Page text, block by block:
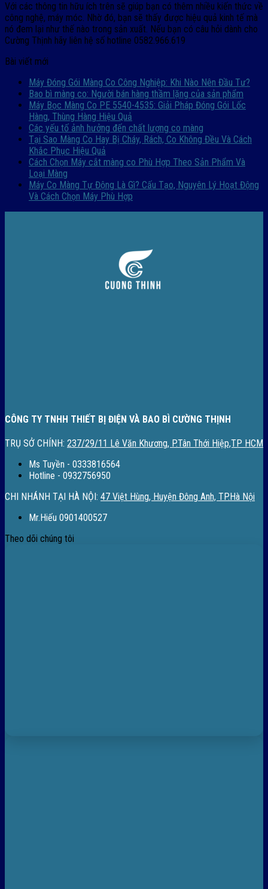
Với các thông tin hữu ích trên sẽ giúp bạn có thêm nhiều kiến thức về
công nghệ, máy móc. Nhờ đó, bạn sẽ thấy được hiệu quả kinh tế mà
nó đem lại như thế nào trong sản xuất. Nếu bạn có câu hỏi dành cho
Cường Thịnh hãy liên hệ số hotline 0582.966.619
Bài viết mới
Máy Đóng Gói Màng Co Công Nghiệp: Khi Nào Nên Đầu Tư?
Bao bì màng co: Người bán hàng thầm lặng của sản phẩm
Máy Bọc Màng Co PE 5540-4535: Giải Pháp Đóng Gói Lốc
Hàng, Thùng Hàng Hiệu Quả
Các yếu tố ảnh hưởng đến chất lượng co màng
Tại Sao Màng Co Hay Bị Cháy, Rách, Co Không Đều Và Cách
Khắc Phục Hiệu Quả
Cách Chọn Máy cắt màng co Phù Hợp Theo Sản Phẩm Và
Loại Màng
Máy Co Màng Tự Động Là Gì? Cấu Tạo, Nguyên Lý Hoạt Động
Và Cách Chọn Máy Phù Hợp
CÔNG TY TNHH THIẾT BỊ ĐIỆN VÀ BAO BÌ CƯỜNG THỊNH
TRỤ SỞ CHÍNH: 237/29/11 Lê Văn Khương, P.Tân Thới Hiệp,TP HCM
Ms Tuyền - 0333816564
Hotline - 0932756950
CHI NHÁNH TẠI HÀ NỘI: 47 Việt Hùng, Huyện Đông Anh, TP.Hà Nội
Mr.Hiếu 0901400527
Theo dõi chúng tôi